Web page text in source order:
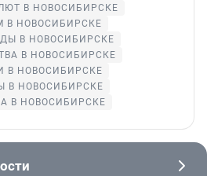
В НОВОСИБИРСКЕ
В НОВОСИБИРСКЕ
В НОВОСИБИРСКЕ
В НОВОСИБИРСКЕ
В НОВОСИБИРСКЕ
В НОВОСИБИРСКЕ
В НОВОСИБИРСКЕ